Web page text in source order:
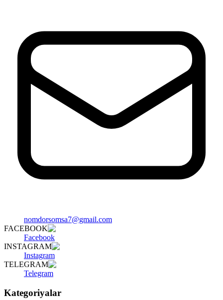
nomdorsomsa7@gmail.com
FACEBOOK
Facebook
INSTAGRAM
Instagram
TELEGRAM
Telegram
Kategoriyalar